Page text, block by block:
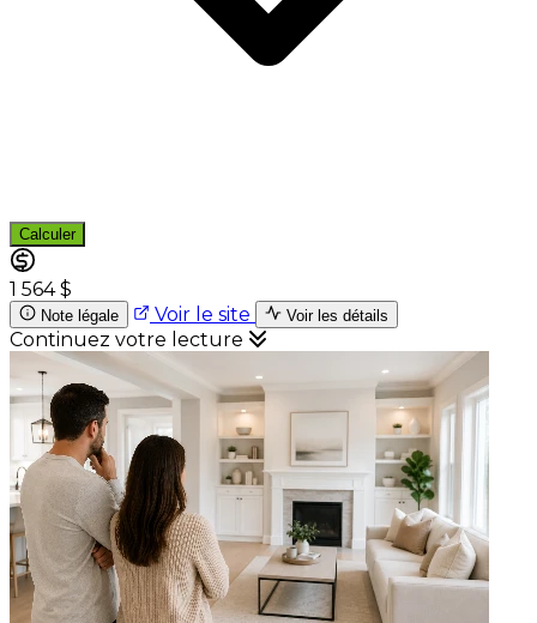
Calculer
1 564 $
Note légale Voir le site Voir les détails
Continuez votre lecture